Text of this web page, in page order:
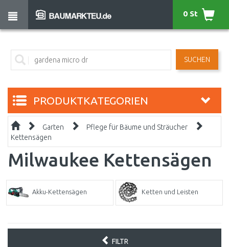
SUCHEN
0 St
PRODUKTKATEGORIEN
Garten
Pflege für Bäume und Sträucher
Kettensägen
Milwaukee Kettensägen
Akku-Kettensägen Ketten und Leisten
FILTR